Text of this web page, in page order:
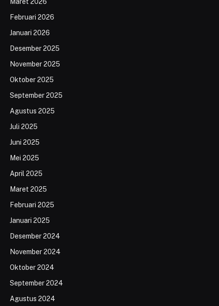
Februari 2026
Januari 2026
Desember 2025
November 2025
Oktober 2025
September 2025
Agustus 2025
Juli 2025
Juni 2025
Mei 2025
April 2025
Maret 2025
Februari 2025
Januari 2025
Desember 2024
November 2024
Oktober 2024
September 2024
Agustus 2024